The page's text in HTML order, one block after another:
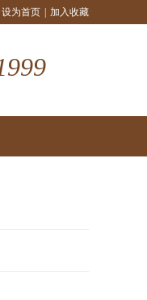
设为首页 加入收藏